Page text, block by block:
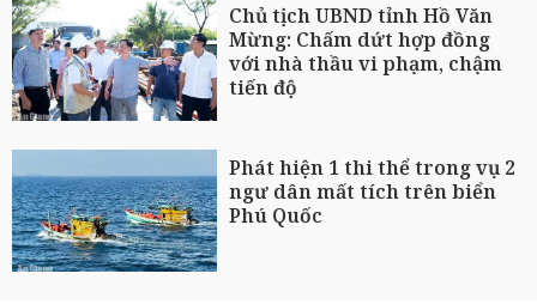
Chủ tịch UBND tỉnh Hồ Văn
Mừng: Chấm dứt hợp đồng
với nhà thầu vi phạm, chậm
tiến độ
Phát hiện 1 thi thể trong vụ 2
ngư dân mất tích trên biển
Phú Quốc